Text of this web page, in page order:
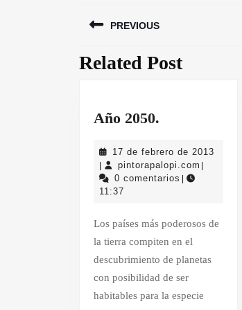
entradas
PREVIOUS
Entrada
Related Post
Año 2050.
17 de febrero de 2013
| pintorapalopi.com |
0 comentarios |
11:37
Los países más poderosos de
la tierra compiten en el
descubrimiento de planetas
con posibilidad de ser
habitables para la especie